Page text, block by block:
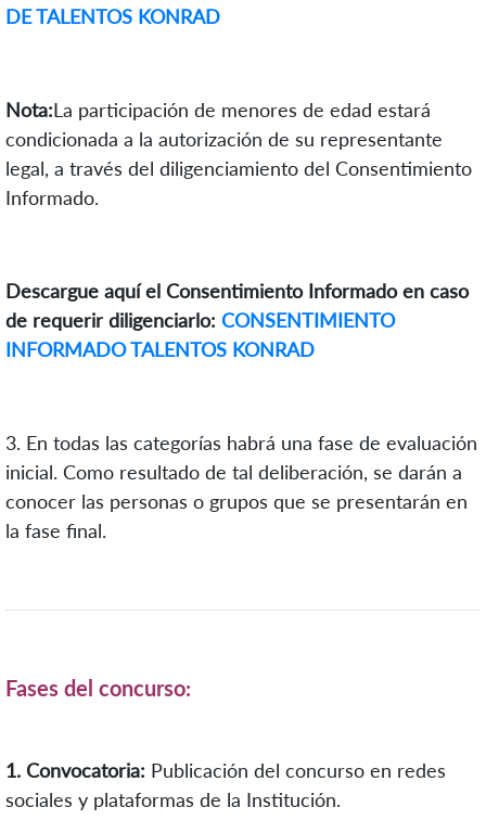
DE TALENTOS KONRAD
Nota:La participación de menores de edad estará
condicionada a la autorización de su representante
legal, a través del diligenciamiento del Consentimiento
Informado.
Descargue aquí el Consentimiento Informado en caso
de requerir diligenciarlo: CONSENTIMIENTO
INFORMADO TALENTOS KONRAD
3. En todas las categorías habrá una fase de evaluación
inicial. Como resultado de tal deliberación, se darán a
conocer las personas o grupos que se presentarán en
la fase final.
Fases del concurso:
1. Convocatoria: Publicación del concurso en redes
sociales y plataformas de la Institución.